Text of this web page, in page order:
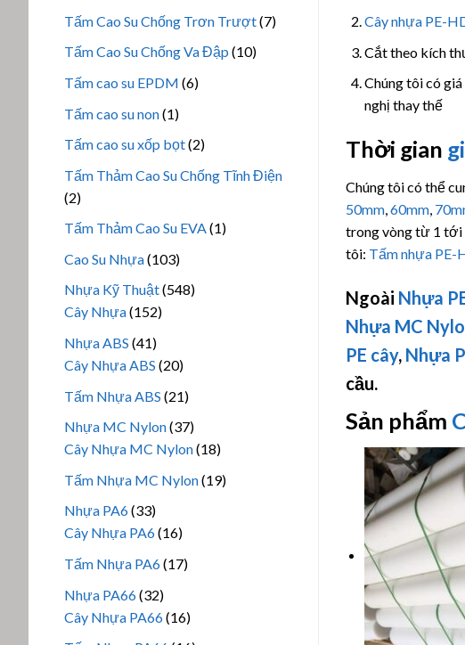
phẩm
Tấm Cao Su Chống Trơn Trượt 77
Tấm Cao Su Chống Va Đập 1010
Tấm cao su EPDM 66
Tấm cao su non 11
phẩm
Tấm cao su xốp bọt 22
sản
phẩm
Tấm Thảm Cao Su Chống Tĩnh Điện
22
sản
Tấm Thảm Cao Su EVA 11
Cao Su Nhựa 103103
sản
phẩm
Nhựa Kỹ Thuật 548548
Cây Nhựa 152152
Nhựa ABS 4141
sản
Cây Nhựa ABS 2020
phẩm
Tấm Nhựa ABS 2121
phẩm
Nhựa MC Nylon 3737
sản
Cây Nhựa MC Nylon 1818
phẩm
Tấm Nhựa MC Nylon 1919
Nhựa PA6 3333
sản
Cây Nhựa PA6 1616
phẩm
Tấm Nhựa PA6 1717
Nhựa PA66 3232
sản
Cây Nhựa PA66 1616
Cây nhựa PE-
Cắt theo kích
Chúng tôi có
nghị thay thế
Thời gian
Chúng tôi có thể
50mm,60mm,
trong vòng từ 1 tới
tôi: Tấm nhựa PE-
Ngoài Nhựa
Nhựa MC
PE cây, Nhựa
cầu.
Sản phẩm